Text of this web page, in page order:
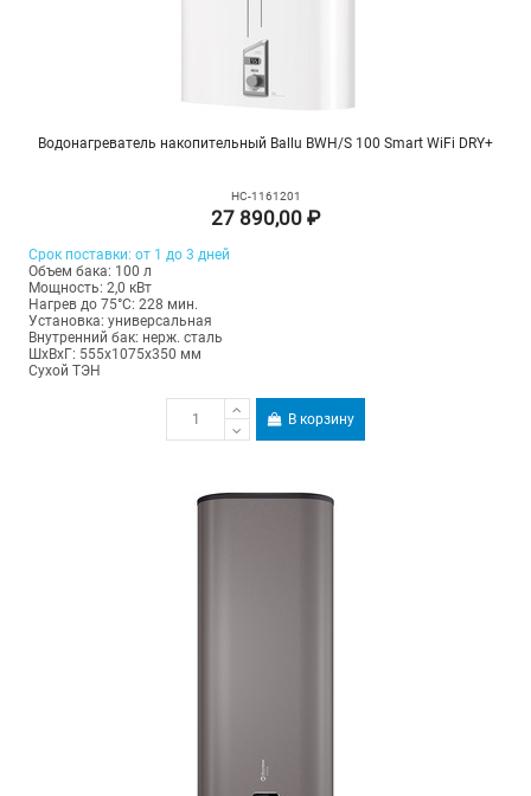
Водонагреватель накопительный Ballu BWH/S 100 Smart WiFi DRY+
НС-1161201
27 890,00 ₽
Срок поставки: от 1 до 3 дней
Объем бака: 100 л
Мощность: 2,0 кВт
Нагрев до 75°С: 228 мин.
Установка: универсальная
Внутренний бак: нерж. сталь
ШхВхГ: 555х1075х350 мм
Сухой ТЭН
В корзину